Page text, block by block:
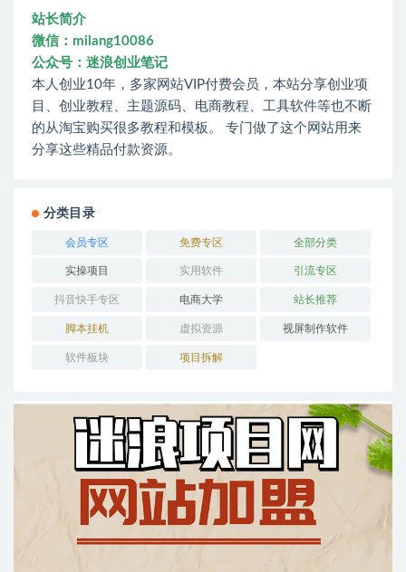
站长简介
微信：milang10086
公众号：迷浪创业笔记
本人创业10年，多家网站VIP付费会员，本站分享创业项
目、创业教程、主题源码、电商教程、工具软件等也不断
的从淘宝购买很多教程和模板。 专门做了这个网站用来
分享这些精品付款资源。
分类目录
会员专区 免费专区 全部分类
实操项目 实用软件 引流专区
抖音快手专区 电商大学 站长推荐
脚本挂机 虚拟资源 视屏制作软件
软件板块 项目拆解